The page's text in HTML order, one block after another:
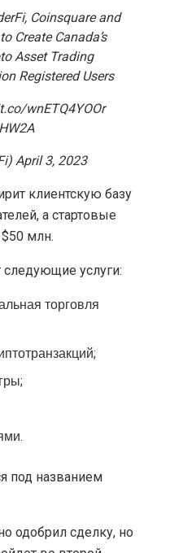
Coinsquare and
Create Canada’s
Asset Trading
Registered Users
wnETQ4YOOr
April 3, 2023
клиентскую базу
а стартовые
млн.
услуги:
торговля
под названием
одобрил сделку, но